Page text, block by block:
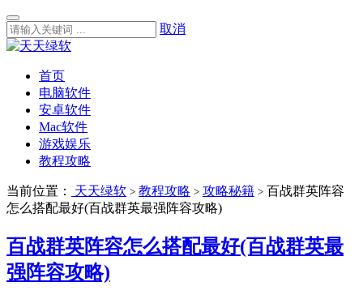
取消
首页
电脑软件
安卓软件
Mac软件
游戏娱乐
教程攻略
当前位置： 天天绿软 > 教程攻略 > 攻略秘籍 > 百战群英阵容
怎么搭配最好(百战群英最强阵容攻略)
百战群英阵容怎么搭配最好(百战群英最
强阵容攻略)